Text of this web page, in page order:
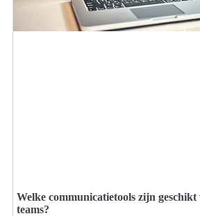
Welke communicatietools zijn
teams?